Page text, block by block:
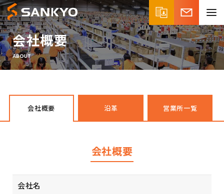
会社概要
ABOUT
会社概要 沿革 営業所一覧
会社概要
会社名